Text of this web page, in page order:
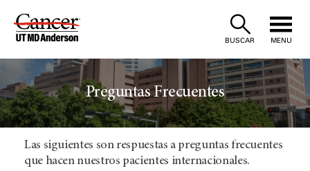
Skip
BUSCAR MENU
Preguntas Frecuentes
Las siguientes son respuestas a preguntas frecuentes
que hacen nuestros pacientes internacionales.